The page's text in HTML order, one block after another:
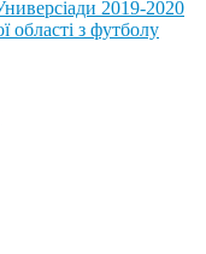
2019-2020
області з футболу